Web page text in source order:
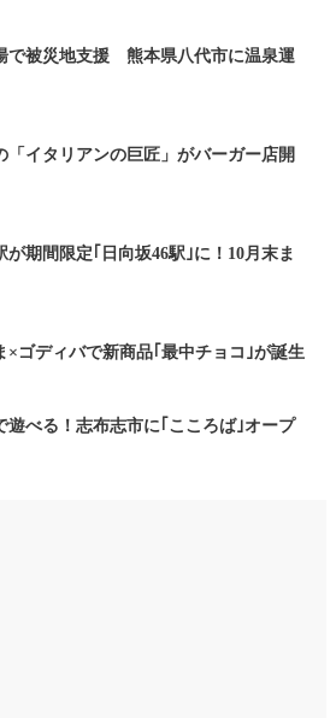
で被災地支援 熊本県八代市に温泉運
「イタリアンの巨匠」がバーガー店開
が期間限定｢日向坂46駅｣に！10月末ま
×ゴディバで新商品｢最中チョコ｣が誕生
遊べる！志布志市に｢こころば｣オープ